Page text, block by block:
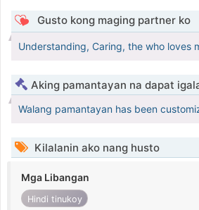
Gusto kong maging partner ko
Understanding, Caring, the who loves
Aking pamantayan na dapat
Walang pamantayan has been
Kilalanin ako nang husto
Mga Libangan
Hindi tinukoy